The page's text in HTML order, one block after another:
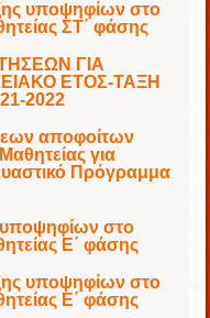
υποψηφίων στο
ΣΤ΄ φάσης
ΓΙΑ
ΕΤΟΣ-ΤΑΞΗ
2022
αποφοίτων
για
Πρόγραμμα
υποψηφίων στο
Ε΄ φάσης
υποψηφίων στο
Ε΄ φάσης